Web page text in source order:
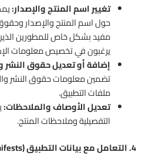
تغيير اسم المنتج والإصدار:
حول اسم المنتج والإصدار
مفيد بشكل خاص للمطورين
يرغبون في تخصيص معلومات
إضافة أو تعديل حقوق النشر
تضمين معلومات حقوق النشر
ملفات التطبيق.
تعديل الأوصاف والملاحظات:
التفصيلية وملاحظات المنتج.
4. التعامل مع بيانات التطبيق (Manifests):